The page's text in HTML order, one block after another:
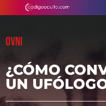
OVNI
¿CÓMO
UN